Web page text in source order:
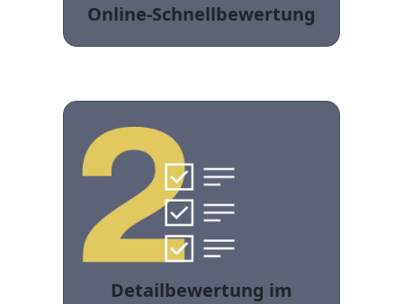
Online-Schnellbewertung
Detailbewertung im